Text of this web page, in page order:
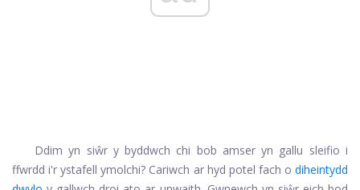
Ddim yn siŵr y byddwch chi bob amser yn gallu sleifio i
ffwrdd i'r ystafell ymolchi? Cariwch ar hyd potel fach o diheintydd